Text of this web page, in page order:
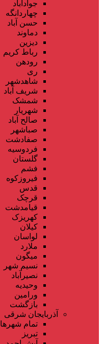
جوادآباد
چهاردانگه
حسن آباد
دماوند
دیزین
رباط کریم
رودهن
ری
شاهدشهر
شریف آباد
شمشک
شهریار
صالح آباد
صباشهر
صفادشت
فردوسیه
گلستان
فشم
فیروزکوه
قدس
قرچک
قیامدشت
کهریزک
کیلان
لواسان
ملارد
میگون
نسیم شهر
نصیرآباد
وحیدیه
ورامین
بازگشت
آذربایجان شرقی
تمام شهر‌ها
تبریز